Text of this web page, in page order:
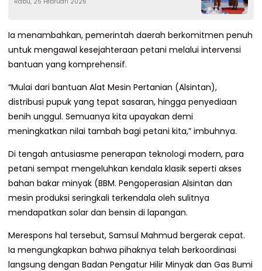
Alokasikan Rp50 Miliar untuk
Ia menambahkan, pemerintah daerah berkomitmen penuh
untuk mengawal kesejahteraan petani melalui intervensi
bantuan yang komprehensif.
“Mulai dari bantuan Alat Mesin Pertanian (Alsintan),
distribusi pupuk yang tepat sasaran, hingga penyediaan
benih unggul. Semuanya kita upayakan demi
meningkatkan nilai tambah bagi petani kita,” imbuhnya.
Di tengah antusiasme penerapan teknologi modern, para
petani sempat mengeluhkan kendala klasik seperti akses
bahan bakar minyak (BBM. Pengoperasian Alsintan dan
mesin produksi seringkali terkendala oleh sulitnya
mendapatkan solar dan bensin di lapangan.
Merespons hal tersebut, Samsul Mahmud bergerak cepat.
Ia mengungkapkan bahwa pihaknya telah berkoordinasi
langsung dengan Badan Pengatur Hilir Minyak dan Gas Bumi